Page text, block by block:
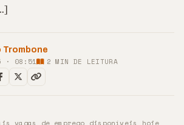
Trombone
· 08:51 2 MIN DE LEITURA